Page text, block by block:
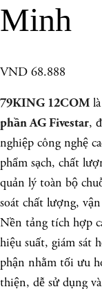
Minh
VND 68.888
79KING 12COM
phần AG Fivestar,
nghiệp công nghệ
phẩm sạch, chất
quản lý toàn bộ
soát chất lượng,
Nền tảng tích hợp
hiệu suất, giám sát
phận nhằm tối ưu
thiện, dễ sử dụng